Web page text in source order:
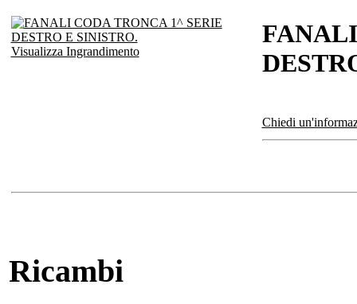
Visualizza Ingrandimento
Chiedi
Ricambi